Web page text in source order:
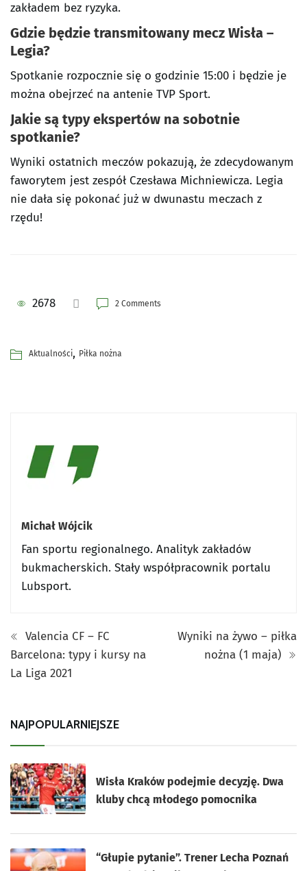
zakładem bez ryzyka.
Gdzie będzie transmitowany mecz Wisła –
Legia?
Spotkanie rozpocznie się o godzinie 15:00 i będzie je
można obejrzeć na antenie TVP Sport.
Jakie są typy ekspertów na sobotnie
spotkanie?
Wyniki ostatnich meczów pokazują, że zdecydowanym
faworytem jest zespół Czesława Michniewicza. Legia
nie dała się pokonać już w dwunastu meczach z
rzędu!
2678 2 Comments
Aktualności, Piłka nożna
Michał Wójcik
Fan sportu regionalnego. Analityk zakładów
bukmacherskich. Stały współpracownik portalu
Lubsport.
Valencia CF – FC
Barcelona: typy i kursy na
La Liga 2021
Wyniki na żywo – piłka
nożna (1 maja)
NAJPOPULARNIEJSZE
Wisła Kraków podejmie decyzję. Dwa
kluby chcą młodego pomocnika
“Głupie pytanie”. Trener Lecha Poznań